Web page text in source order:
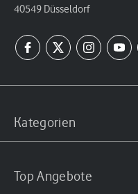
40549 Düsseldorf
Kategorien
Top Angebote